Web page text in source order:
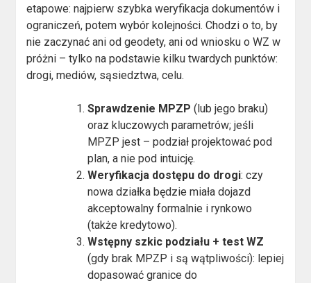
etapowe: najpierw szybka weryfikacja dokumentów i
ograniczeń, potem wybór kolejności. Chodzi o to, by
nie zaczynać ani od geodety, ani od wniosku o WZ w
próżni – tylko na podstawie kilku twardych punktów:
drogi, mediów, sąsiedztwa, celu.
Sprawdzenie MPZP (lub jego braku)
oraz kluczowych parametrów; jeśli
MPZP jest – podział projektować pod
plan, a nie pod intuicję.
Weryfikacja dostępu do drogi: czy
nowa działka będzie miała dojazd
akceptowalny formalnie i rynkowo
(także kredytowo).
Wstępny szkic podziału + test WZ
(gdy brak MPZP i są wątpliwości): lepiej
dopasować granice do